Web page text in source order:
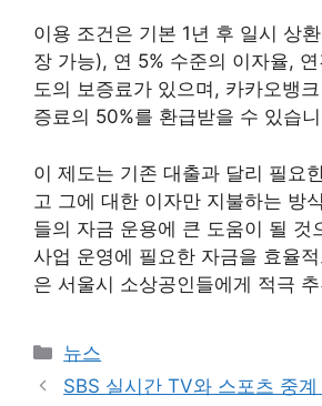
이용 조건은 기본 1년 후 일시 상
장 가능), 연 5% 수준의 이자율,
도의 보증료가 있으며, 카카오뱅
증료의 50%를 환급받을 수 있습
이 제도는 기존 대출과 달리 필요
고 그에 대한 이자만 지불하는 방
들의 자금 운용에 큰 도움이 될 것
사업 운영에 필요한 자금을 효율
은 서울시 소상공인들에게 적극
카
테
뉴스
SBS 실시간 TV와 스포츠 중계